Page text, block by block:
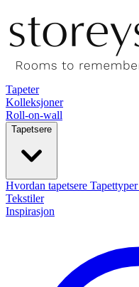
Tapeter
Kolleksjoner
Roll-on-wall
Tapetsere
Hvordan tapetsere Tapettyper
Tekstiler
Inspirasjon